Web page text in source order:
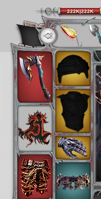
222K|222K